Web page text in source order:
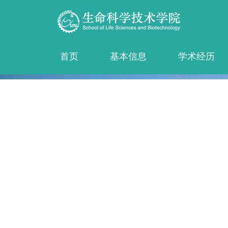
首页 基本信息 学术经历